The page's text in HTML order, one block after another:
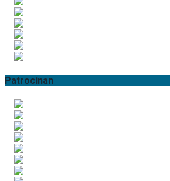
Patrocinan